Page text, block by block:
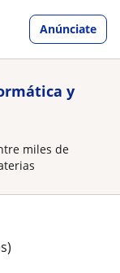
Anúnciate
y
miles de